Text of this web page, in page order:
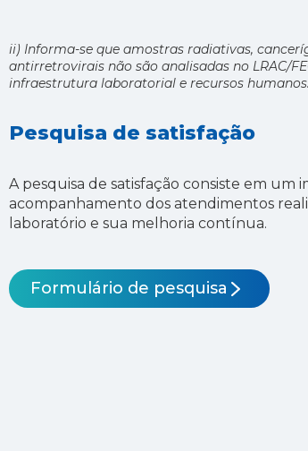
ii) Informa-se que amostras radiativas,
antirretrovirais não são analisadas no LRAC/
infraestrutura laboratorial e recursos humanos.
Pesquisa de satisfação
A pesquisa de satisfação consiste em um
acompanhamento dos atendimentos
laboratório e sua melhoria contínua.
Formulário de pesquisa